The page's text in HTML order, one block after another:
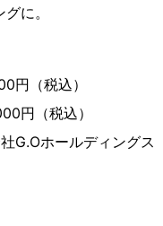
に。
円（税込）
円（税込）
G.Oホールディングス